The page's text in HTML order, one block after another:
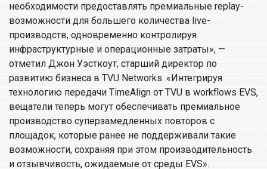
необходимости предоставлять премиальные replay-
возможности для большего количества live-
производств, одновременно контролируя
инфраструктурные и операционные затраты», —
отметил Джон Уэсткоут, старший директор по
развитию бизнеса в TVU Networks. «Интегрируя
технологию передачи TimeAlign от TVU в workflows EVS,
вещатели теперь могут обеспечивать премиальное
производство суперзамедленных повторов с
площадок, которые ранее не поддерживали такие
возможности, сохраняя при этом производительность
и отзывчивость, ожидаемые от среды EVS».